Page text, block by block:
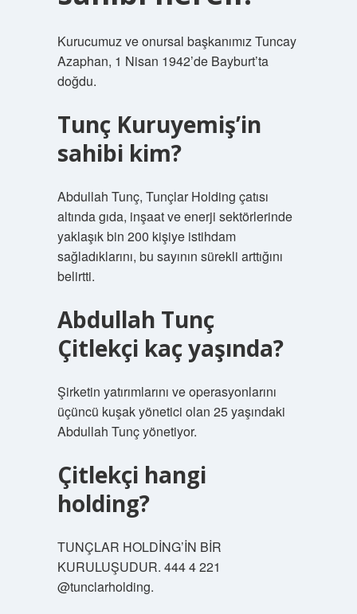
Kurucumuz ve onursal başkanımız Tuncay
Azaphan, 1 Nisan 1942’de Bayburt’ta
doğdu.
Tunç Kuruyemiş’in
sahibi kim?
Abdullah Tunç, Tunçlar Holding çatısı
altında gıda, inşaat ve enerji sektörlerinde
yaklaşık bin 200 kişiye istihdam
sağladıklarını, bu sayının sürekli arttığını
belirtti.
Abdullah Tunç
Çitlekçi kaç yaşında?
Şirketin yatırımlarını ve operasyonlarını
üçüncü kuşak yönetici olan 25 yaşındaki
Abdullah Tunç yönetiyor.
Çitlekçi hangi
holding?
TUNÇLAR HOLDİNG’İN BİR
KURULUŞUDUR. 444 4 221
@tunclarholding.